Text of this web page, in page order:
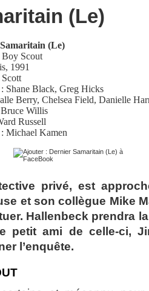
(Le)
(Le)
Scout
1991
Shane Black,Greg Hicks
Berry,Chelsea Field,Danielle
Bruce Willis
Russell
:Michael Kamen
privé, est
et son collègue Mike
Hallenbeck prendra
petit ami de celle-ci,
l’enquête.